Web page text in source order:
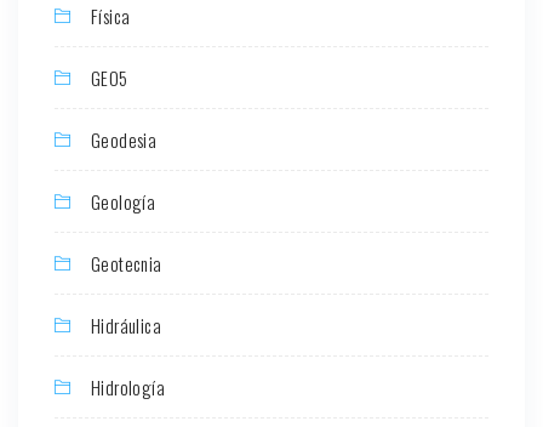
Física
GEO5
Geodesia
Geología
Geotecnia
Hidráulica
Hidrología